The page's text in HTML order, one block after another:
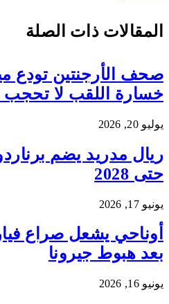
المقالات ذات الصلة
صحف الأرجنتين تودع
خسارة اللقب لا
يوليو 20, 2026
ريال مدريد يضم
حتى 2028
يونيو 17, 2026
أوناحي يشعل صراع
بعد هبوط جيرونا
يونيو 16, 2026